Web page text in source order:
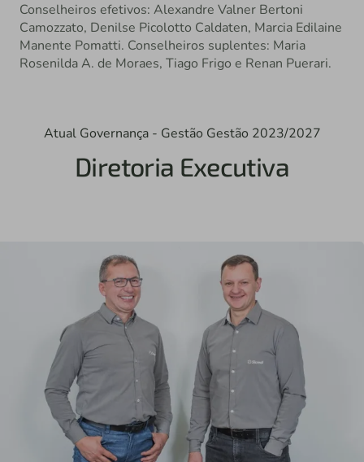
Conselheiros efetivos: Alexandre Valner Bertoni
Camozzato, Denilse Picolotto Caldaten, Marcia Edilaine
Manente Pomatti. Conselheiros suplentes: Maria
Rosenilda A. de Moraes, Tiago Frigo e Renan Puerari.
Atual Governança - Gestão Gestão 2023/2027
Diretoria Executiva